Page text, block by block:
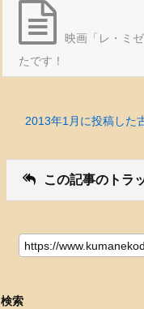
映画「レ・ミ
たです！
2013年1月に投稿した
この記事のトラ
検索